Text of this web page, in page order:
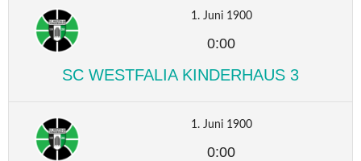
1. Juni 1900
0:00
SC WESTFALIA KINDERHAUS 3
1. Juni 1900
0:00